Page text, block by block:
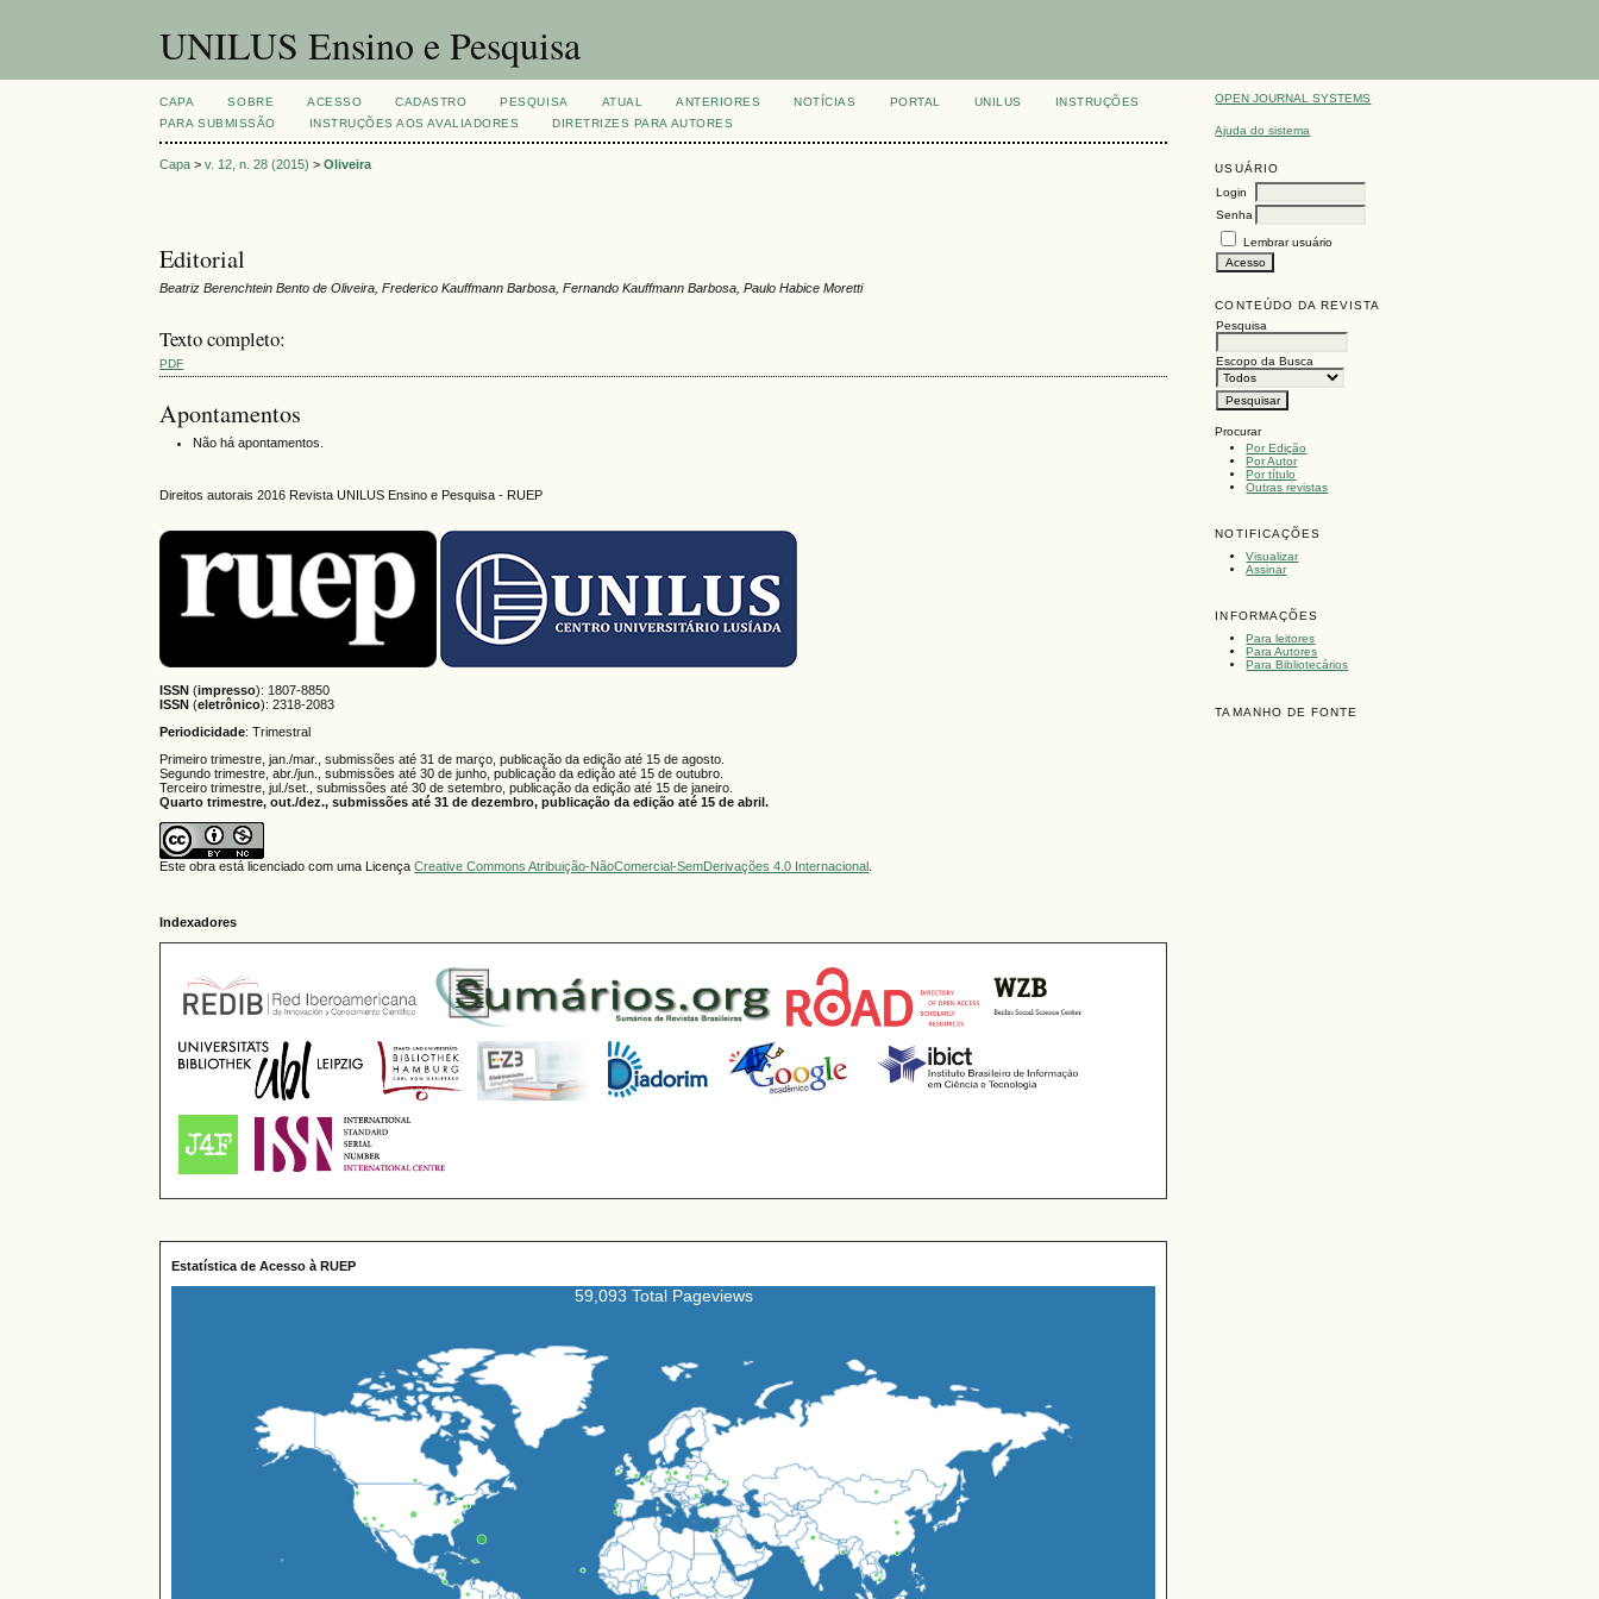
UNILUS Ensino e Pesquisa
OPEN JOURNAL SYSTEMS
Ajuda do sistema
USUÁRIO
Login
Senha
Lembrar usuário
CONTEÚDO DA REVISTA
Pesquisa
Escopo da Busca
Procurar
Por Edição
Por Autor
Por título
Outras revistas
NOTIFICAÇÕES
Visualizar
Assinar
INFORMAÇÕES
Para leitores
Para Autores
Para Bibliotecários
TAMANHO DE FONTE
CAPA SOBRE ACESSO CADASTRO PESQUISA ATUAL ANTERIORES NOTÍCIAS PORTAL UNILUS
INSTRUÇÕES
PARA SUBMISSÃO
INSTRUÇÕES AOS AVALIADORES DIRETRIZES PARA AUTORES
Capa >v. 12, n. 28 (2015) >Oliveira
Editorial
Beatriz Berenchtein Bento de Oliveira, Frederico Kauffmann Barbosa, Fernando Kauffmann Barbosa, Paulo Habice Moretti
Texto completo:
PDF
Apontamentos
Não há apontamentos.
Direitos autorais 2016 Revista UNILUS Ensino e Pesquisa - RUEP
ISSN (impresso): 1807-8850
ISSN (eletrônico):2318-2083
Periodicidade: Trimestral
Primeiro trimestre, jan./mar., submissões até 31 de março, publicação da edição até 15 de agosto.
Segundo trimestre, abr./jun., submissões até 30 de junho, publicação da edição até 15 de outubro.
Terceiro trimestre, jul./set., submissões até 30 de setembro, publicação da edição até 15 de janeiro.
Quarto trimestre, out./dez., submissões até 31 de dezembro, publicação da edição até 15 de abril.
Este obra está licenciado com uma LicençaCreative Commons Atribuição-NãoComercial-SemDerivações 4.0 Internacional
Indexadores
Estatística de Acesso à RUEP
59,093 Total Pageviews